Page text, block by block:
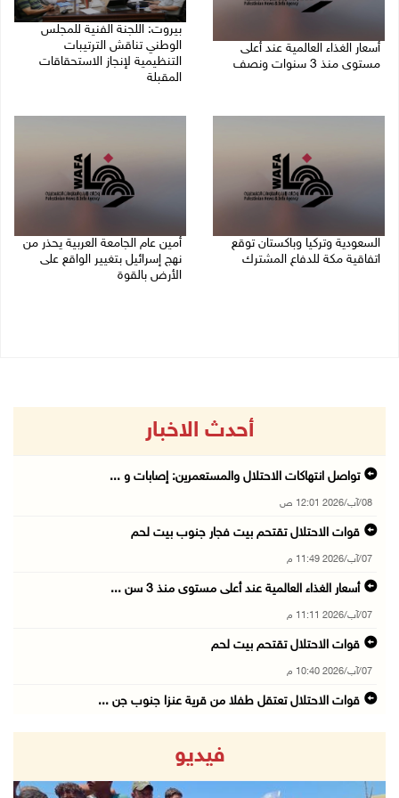
أسعار الغذاء العالمية عند أعلى
مستوى منذ 3 سنوات ونصف
بيروت: اللجنة الفنية للمجلس
الوطني تناقش الترتيبات
التنظيمية لإنجاز الاستحقاقات
المقبلة
السعودية وتركيا وباكستان توقع
اتفاقية مكة للدفاع المشترك
أمين عام الجامعة العربية يحذر من
نهج إسرائيل بتغيير الواقع على
الأرض بالقوة
أحدث الاخبار
تواصل انتهاكات الاحتلال والمستعمرين: إصابات و ...
08/آب/2026 12:01 ص
قوات الاحتلال تقتحم بيت فجار جنوب بيت لحم
07/آب/2026 11:49 م
أسعار الغذاء العالمية عند أعلى مستوى منذ 3 سن ...
07/آب/2026 11:11 م
قوات الاحتلال تقتحم بيت لحم
07/آب/2026 10:40 م
قوات الاحتلال تعتقل طفلا من قرية عنزا جنوب جن ...
قوات الاحتلال تغلق مداخل يعبد جنوب غرب جنين
07/آب/2026 10:15 م
فيديو